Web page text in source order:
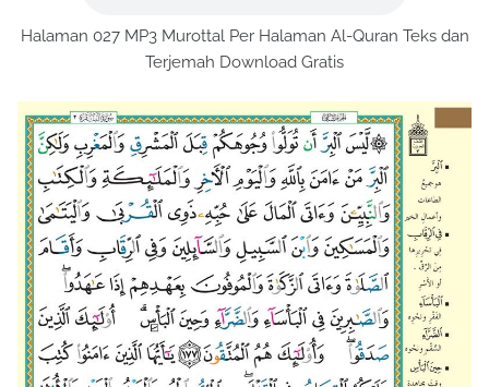
Halaman 027 MP3 Murottal Per Halaman Al-Quran Teks dan
Terjemah Download Gratis